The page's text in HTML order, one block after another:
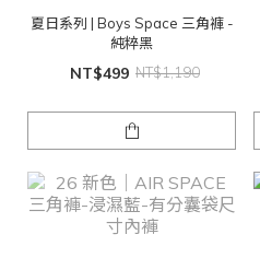
夏日系列 | Boys Space 三角褲 -
純粹黑
NT$499 NT$1,190